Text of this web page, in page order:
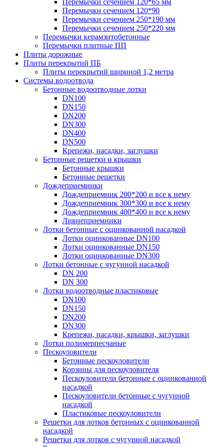
Перемычки сечением 120*65 мм
Перемычки сечением 120*90
Перемычки сечением 250*190 мм
Перемычки сечением 250*220 мм
Перемычки керамзитобетонные
Перемычки плитные ПП
Плиты дорожные
Плиты перекрытий ПБ
Плиты перекрытий шириной 1,2 метра
Системы водоотвода
Бетонные водоотводные лотки
DN100
DN150
DN200
DN300
DN400
DN500
Крепежи, насадки, заглушки
Бетонные решетки и крышки
Бетонные крышки
Бетонные решетки
Дождеприемники
Дождеприемник 200*200 и все к нему
Дождеприемник 300*300 и все к нему
Дождеприемник 400*400 и все к нему
Ливнеприемники
Лотки бетонные с оцинкованной насадкой
Лотки оцинкованные DN100
Лотки оцинкованные DN150
Лотки оцинкованные DN300
Лотки бетонные с чугунной насадкой
DN 200
DN 300
Лотки водоотводные пластиковые
DN100
DN150
DN200
DN300
Крепежи, насадки, крышки, заглушки
Лотки полимерпесчаные
Пескоуловители
Бетонные пескоуловители
Корзины для пескоуловителя
Пескоуловители бетонные с оцинкованной
насадкой
Пескоуловители бетонные с чугунной
насадкой
Пластиковые пескоуловители
Решетки для лотков бетонных с оцинкованной
насадкой
Решетки для лотков с чугунной насадкой